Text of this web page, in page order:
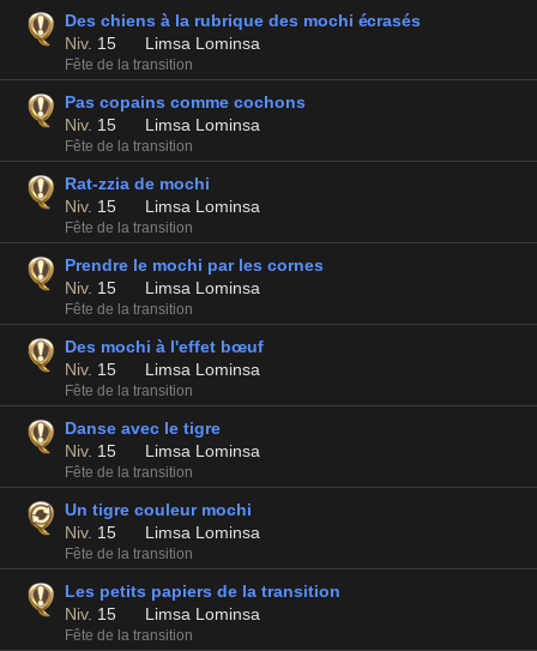
Des chiens à la rubrique des mochi écrasés
Niv. 15 Limsa Lominsa
Fête de la transition
Pas copains comme cochons
Niv. 15 Limsa Lominsa
Fête de la transition
Rat-zzia de mochi
Niv. 15 Limsa Lominsa
Fête de la transition
Prendre le mochi par les cornes
Niv. 15 Limsa Lominsa
Fête de la transition
Des mochi à l'effet bœuf
Niv. 15 Limsa Lominsa
Fête de la transition
Danse avec le tigre
Niv. 15 Limsa Lominsa
Fête de la transition
Un tigre couleur mochi
Niv. 15 Limsa Lominsa
Fête de la transition
Les petits papiers de la transition
Niv. 15 Limsa Lominsa
Fête de la transition